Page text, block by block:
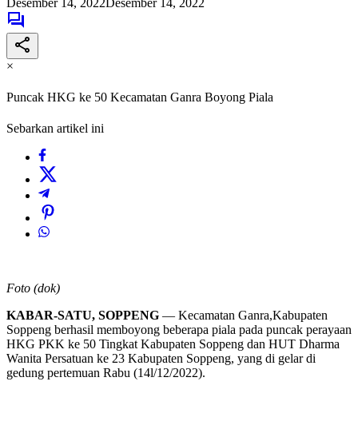
×
Puncak HKG ke 50 Kecamatan Ganra Boyong Piala
Sebarkan artikel ini
Foto (dok)
KABAR-SATU, SOPPENG — Kecamatan Ganra,Kabupaten
Soppeng berhasil memboyong beberapa piala pada puncak perayaan
HKG PKK ke 50 Tingkat Kabupaten Soppeng dan HUT Dharma
Wanita Persatuan ke 23 Kabupaten Soppeng, yang di gelar di
gedung pertemuan Rabu (14l/12/2022).